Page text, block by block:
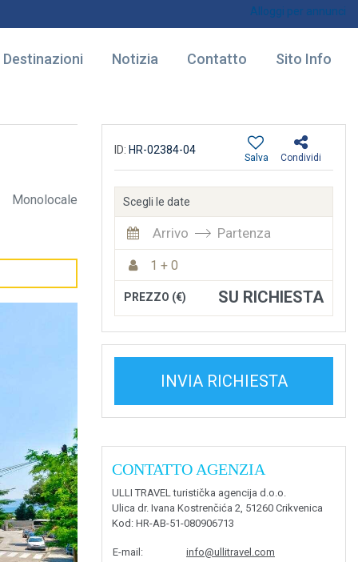
Alloggi per annunci
Destinazioni Notizia Contatto Sito Info
Monolocale
ID: HR-02384-04
Condividi
Salva
Scegli le date
Arrivo Partenza
1 + 0
PREZZO (€) SU RICHIESTA
INVIA RICHIESTA
CONTATTO AGENZIA
ULLI TRAVEL turistička agencija d.o.o.
Ulica dr. Ivana Kostrenčića 2, 51260 Crikvenica
Kod : HR-AB-51-080906713
E-mail :
info@ullitravel.com